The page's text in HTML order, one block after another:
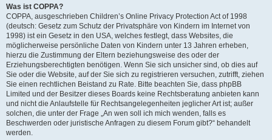
Was ist COPPA?
COPPA, ausgeschrieben Children’s Online Privacy Protection Act of 1998
(deutsch: Gesetz zum Schutz der Privatsphäre von Kindern im Internet von
1998) ist ein Gesetz in den USA, welches festlegt, dass Websites, die
möglicherweise persönliche Daten von Kindern unter 13 Jahren erheben,
hierzu die Zustimmung der Eltern beziehungsweise des oder der
Erziehungsberechtigten benötigen. Wenn Sie sich unsicher sind, ob dies auf
Sie oder die Website, auf der Sie sich zu registrieren versuchen, zutrifft, ziehen
Sie einen rechtlichen Beistand zu Rate. Bitte beachten Sie, dass phpBB
Limited und der Besitzer dieses Boards keine Rechtsberatung anbieten kann
und nicht die Anlaufstelle für Rechtsangelegenheiten jeglicher Art ist; außer
solchen, die unter der Frage „An wen soll ich mich wenden, falls es
Beschwerden oder juristische Anfragen zu diesem Forum gibt?“ behandelt
werden.